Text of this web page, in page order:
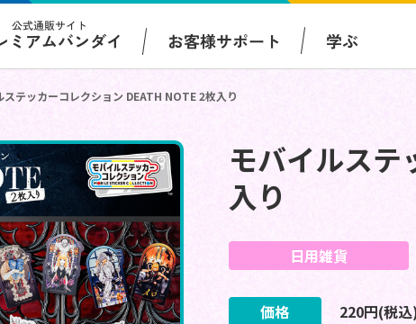
公式通販サイト
ミアムバンダイ お客様サポート 学ぶ
ステッカーコレクション DEATH NOTE 2枚入り
モバイルステ
入り
日用雑貨
価格 220円(税